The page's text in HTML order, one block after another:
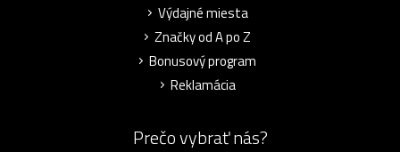
Výdajné miesta
Značky od A po Z
Bonusový program
Reklamácia
Prečo vybrať nás?